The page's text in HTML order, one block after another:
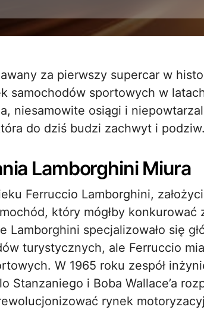
samochodów sportowych w
niesamowite osiągi i
do dziś budzi zachwyt i podziw.
Lamborghini Miura
Ferruccio Lamborghini,
który mógłby konkurować
Lamborghini specjalizowało się
turystycznych, ale Ferruccio
W 1965 roku zespół
Stanzaniego i Boba Wallace’a
rynek